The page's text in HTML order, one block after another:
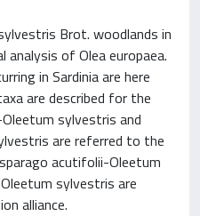
Brot. woodlands in
analysis of Olea europaea.
in Sardinia are here
are described for the
sylvestris and
are referred to the
acutifolii-Oleetum
sylvestris are
alliance.